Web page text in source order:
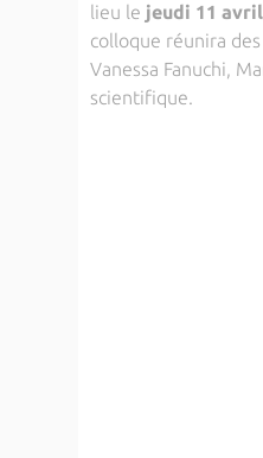
lieu le jeudi 11
colloque réunira
Vanessa Fanuchi,
scientifique.